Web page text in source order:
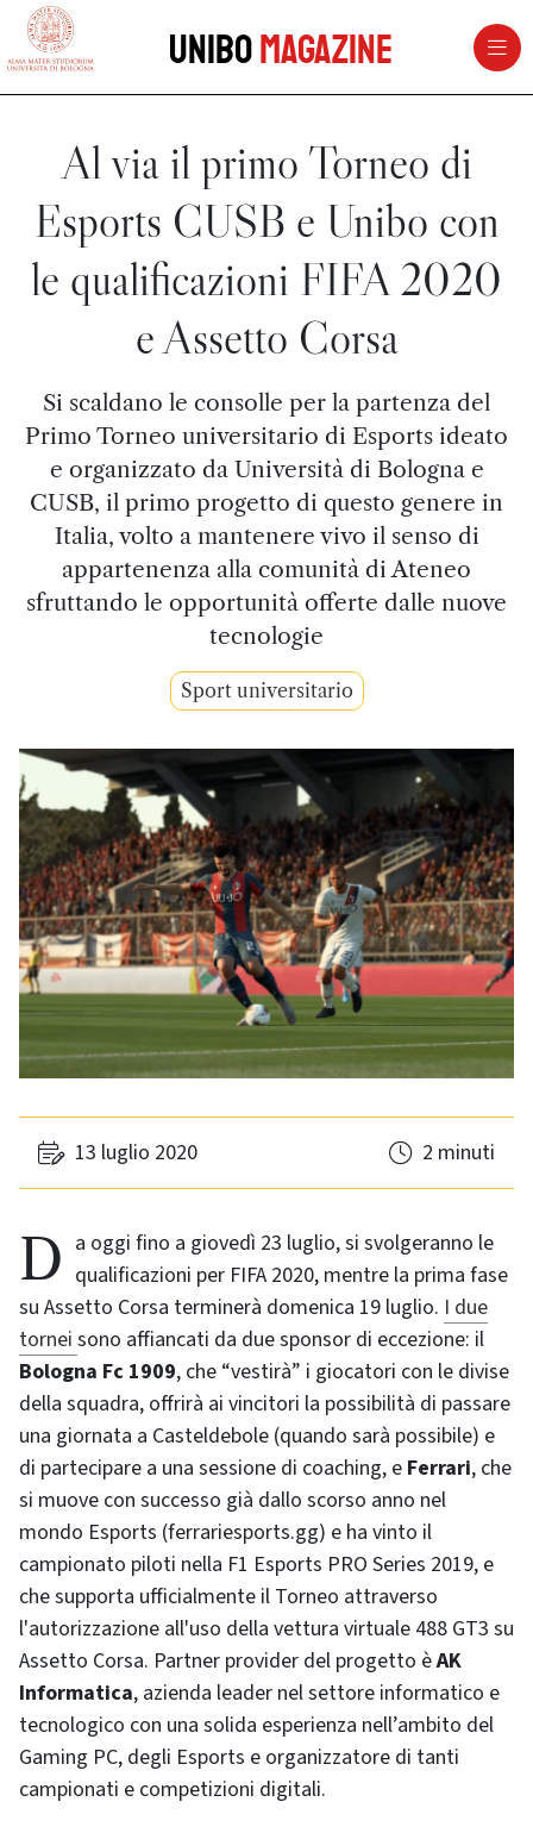
vai al contenuto della pagina
UniboMagazine
Al via il primo Torneo di
Esports CUSB e Unibo con
le qualificazioni FIFA 2020
e Assetto Corsa
Si scaldano le consolle per la partenza del
Primo Torneo universitario di Esports ideato
e organizzato da Università di Bologna e
CUSB, il primo progetto di questo genere in
Italia, volto a mantenere vivo il senso di
appartenenza alla comunità di Ateneo
sfruttando le opportunità offerte dalle nuove
tecnologie
Sport universitario
13 luglio 2020 2 minuti
Da oggi fino a giovedì 23 luglio, si svolgeranno le qualificazioni per FIFA 2020, mentre la prima fase
su Assetto Corsa terminerà domenica 19 luglio. I due
tornei sono affiancati da due sponsor di eccezione: il
Bologna Fc 1909, che “vestirà” i giocatori con le divise
della squadra, offrirà ai vincitori la possibilità di passare
una giornata a Casteldebole (quando sarà possibile) e
di partecipare a una sessione di coaching, e Ferrari, che
si muove con successo già dallo scorso anno nel
mondo Esports (ferrariesports.gg) e ha vinto il
campionato piloti nella F1 Esports PRO Series 2019, e
che supporta ufficialmente il Torneo attraverso
l'autorizzazione all'uso della vettura virtuale 488 GT3 su
Assetto Corsa. Partner provider del progetto èAK
Informatica, azienda leader nel settore informatico e
tecnologico con una solida esperienza nell’ambito del
Gaming PC, degli Esports e organizzatore di tanti
campionati e competizioni digitali.